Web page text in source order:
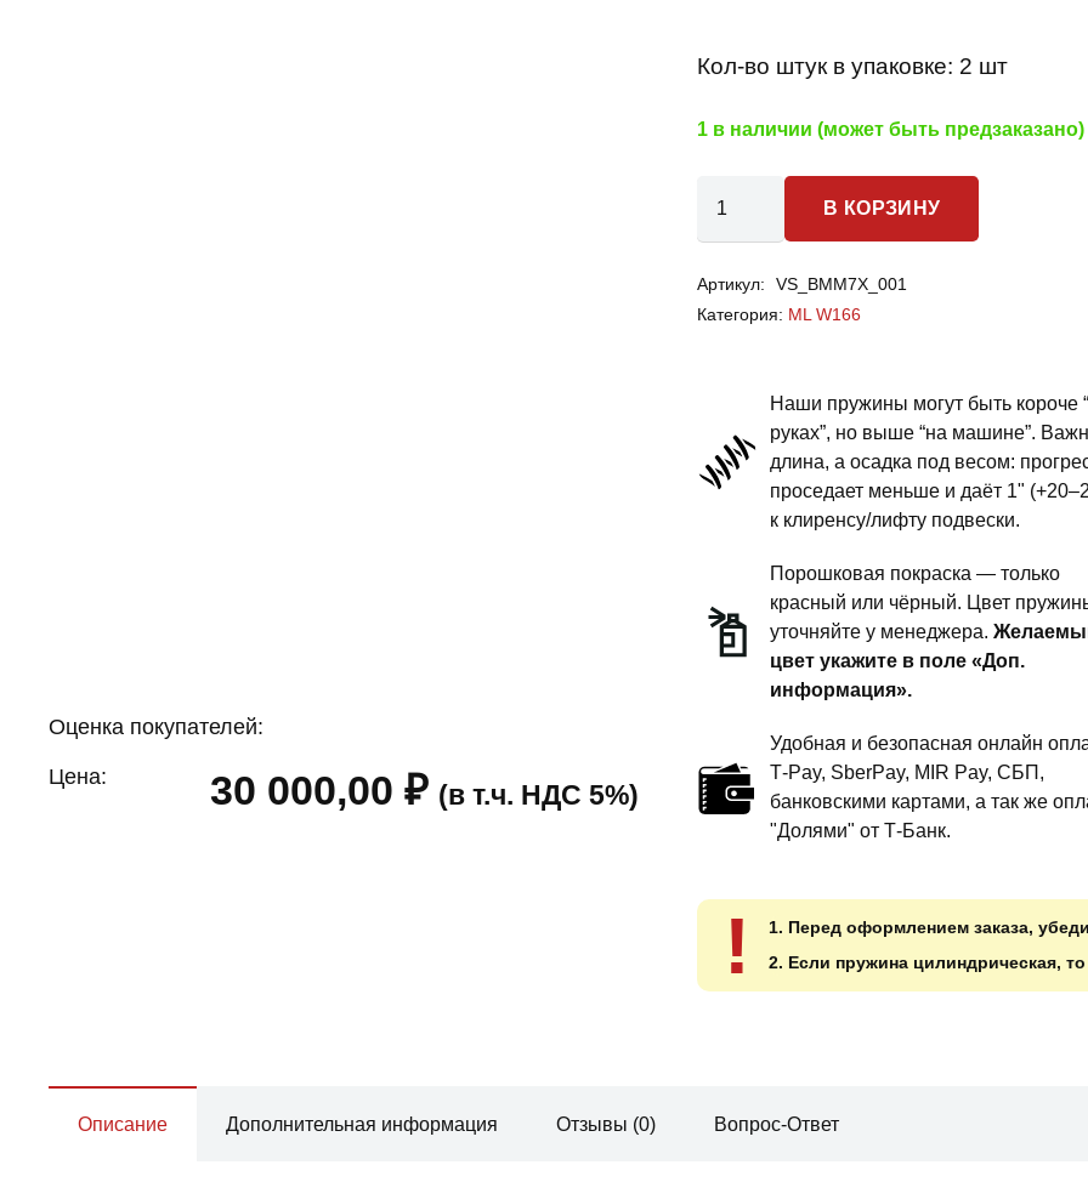
Оценка покупателей:
Цена: 30 000,00₽ (в т.ч. НДС 5%)
Кол-во штук в упаковке: 2 шт
1 в наличии (может быть предзаказано)
Benz
ML
пружины
передней
подвески
комфорт
В КОРЗИНУ
Артикул:
VS_BMM7X_001
Категория: ML W166
Наши пружины могут быть короче
руках”, но выше “на машине”.
длина, а осадка под весом:
проседает меньше и даёт 1"
к клиренсу/лифту подвески.
Порошковая покраска — только
красный или чёрный. Цвет
уточняйте у менеджера.
цвет укажите в поле «Доп.
информация».
Удобная и безопасная онлайн
T‑Pay, SberPay, MIR Pay, СБП,
банковскими картами, а так же
"Долями" от Т-Банк.
!
1. Перед оформлением заказа,
2. Если пружина цилиндрическая,
Описание Дополнительная информация Отзывы (0) Вопрос-Ответ